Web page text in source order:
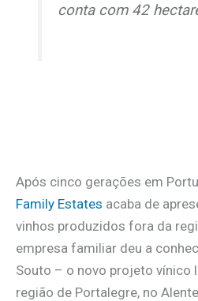
conta com 42
Após cinco gerações em
Family Estates acaba de
vinhos produzidos fora da
empresa familiar deu a
Souto – o novo projeto vínico
região de Portalegre, no